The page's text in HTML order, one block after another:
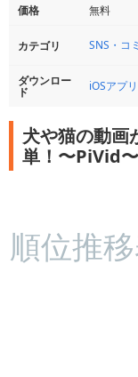
価格 無料
カテゴリ SNS・コ
ダウンロー
ド iOSアプリ
犬や猫の動画
単！〜PiVid
順位推